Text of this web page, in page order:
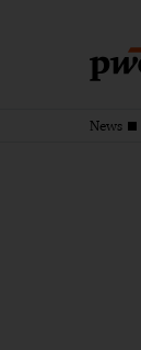
News